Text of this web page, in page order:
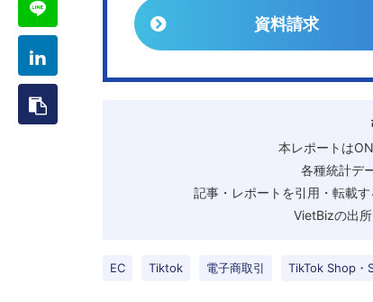
資料請求
本レポートは
各種統計デ
記事・レポートを引用・転載
VietBizの出所
EC Tiktok 電子商取引 TikTok Shop・